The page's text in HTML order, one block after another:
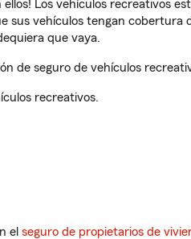
Los vehículos recreativos
sus vehículos tengan cobertura
que vaya.
de seguro de vehículos
recreativos.
el seguro de propietarios de